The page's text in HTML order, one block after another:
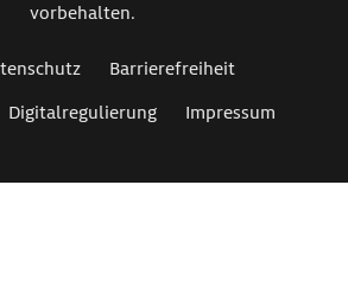
vorbehalten.
Barrierefreiheit
Digitalregulierung Impressum